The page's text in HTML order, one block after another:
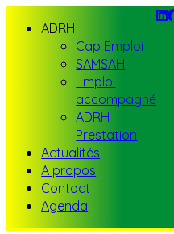
ADRH
Cap Emploi
SAMSAH
Emploi
accompagné
ADRH
Prestation
Actualités
A propos
Contact
Agenda